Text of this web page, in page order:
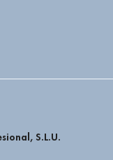
S.L.U.